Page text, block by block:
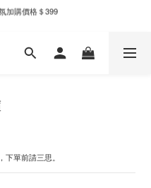
單件95折，任兩件9折
加購價格＄399
單前請三思。